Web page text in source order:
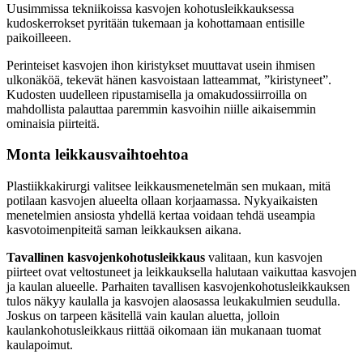
Uusimmissa tekniikoissa kasvojen kohotusleikkauksessa
kudoskerrokset pyritään tukemaan ja kohottamaan entisille
paikoilleeen.
Perinteiset kasvojen ihon kiristykset muuttavat usein ihmisen
ulkonäköä, tekevät hänen kasvoistaan latteammat, ”kiristyneet”.
Kudosten uudelleen ripustamisella ja omakudossiirroilla on
mahdollista palauttaa paremmin kasvoihin niille aikaisemmin
ominaisia piirteitä.
Monta leikkausvaihtoehtoa
Plastiikkakirurgi valitsee leikkausmenetelmän sen mukaan, mitä
potilaan kasvojen alueelta ollaan korjaamassa. Nykyaikaisten
menetelmien ansiosta yhdellä kertaa voidaan tehdä useampia
kasvotoimenpiteitä saman leikkauksen aikana.
Tavallinen kasvojenkohotusleikkaus valitaan, kun kasvojen
piirteet ovat veltostuneet ja leikkauksella halutaan vaikuttaa kasvojen
ja kaulan alueelle. Parhaiten tavallisen kasvojenkohotusleikkauksen
tulos näkyy kaulalla ja kasvojen alaosassa leukakulmien seudulla.
Joskus on tarpeen käsitellä vain kaulan aluetta, jolloin
kaulankohotusleikkaus riittää oikomaan iän mukanaan tuomat
kaulapoimut.